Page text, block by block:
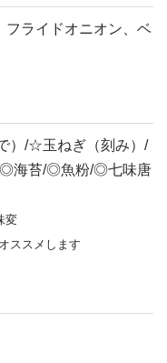
フライドオニオン、ベ
）/☆玉ねぎ（刻み）/
◎海苔/◎魚粉/◎七味唐
変
ススメします